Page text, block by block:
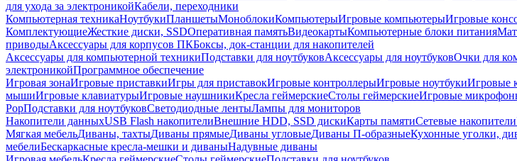
для ухода за электроникойКабели, переходники
Компьютерная техникаНоутбукиПланшетыМоноблокиКомпьютерыИгровые компьютерыИгровые
КомплектующиеЖесткие диски, SSDОперативная памятьВидеокартыКомпьютерные блоки питания
приводыАксессуары для корпусов ПКБоксы, док-станции для накопителей
Аксессуары для компьютерной техникиПодставки для ноутбуковАксессуары для ноутбуковОчки для
электроникойПрограммное обеспечение
Игровая зонаИгровые приставкиИгры для приставокИгровые контроллерыИгровые ноутбукиИгровые
мышиИгровые клавиатурыИгровые наушникиКресла геймерскиеСтолы геймерскиеИгровые
PopПодставки для ноутбуковСветодиодные лентыЛампы для мониторов
Накопители данныхUSB Flash накопителиВнешние HDD, SSD дискиКарты памятиСетевые накопители
Мягкая мебельДиваны, тахтыДиваны прямыеДиваны угловыеДиваны П-образныеКухонные уголки,
мебелиБескаркасные кресла-мешки и диваныНадувные диваны